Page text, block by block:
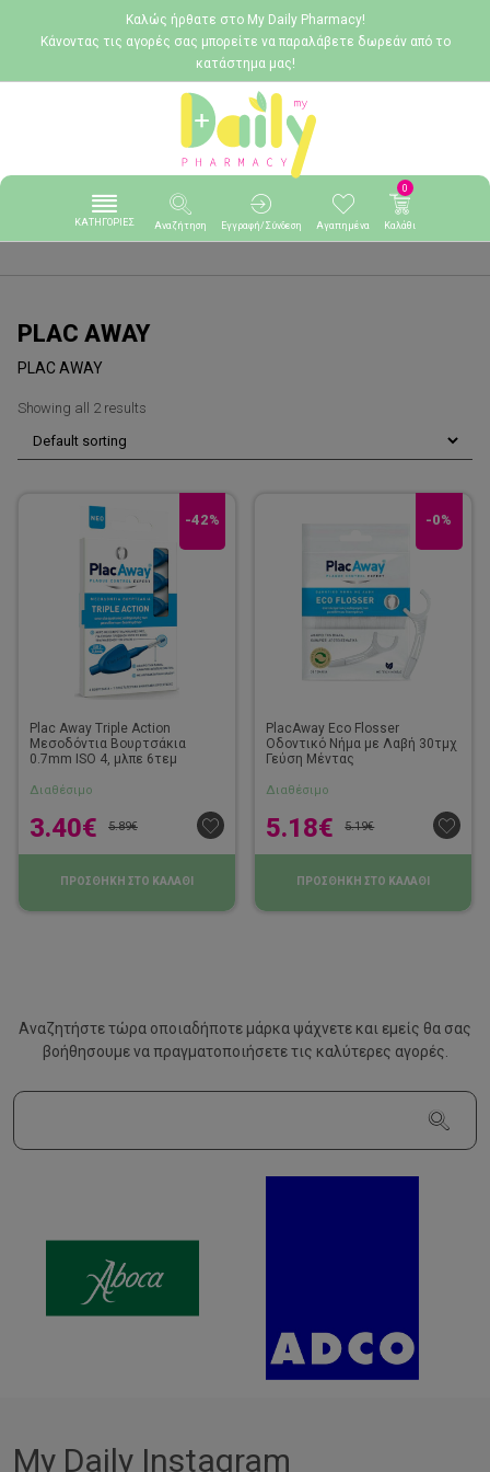
Καλώς ήρθατε στο My Daily Pharmacy!
Κάνοντας τις αγορές σας μπορείτε να παραλάβετε δωρεάν από το
κατάστημα μας!
ΚΑΤΗΓΟΡΙΕΣ Αναζήτηση Εγγραφή/Σύνδεση Αγαπημένα
0
Καλάθι
PLAC AWAY
PLAC AWAY
Showing all 2 results
-42%
Plac Away Triple Action
Μεσοδόντια Βουρτσάκια
0.7mm ISO 4, μλπε 6τεμ
Διαθέσιμο
5.89€
3.40€
ΠΡΟΣΘΗΚΗ ΣΤΟ ΚΑΛΑΘΙ
-0%
PlacAway Eco Flosser
Οδοντικό Νήμα με Λαβή 30τμχ
Γεύση Μέντας
Διαθέσιμο
5.19€
5.18€
ΠΡΟΣΘΗΚΗ ΣΤΟ ΚΑΛΑΘΙ
Αναζητήστε τώρα οποιαδήποτε μάρκα ψάχνετε και εμείς θα σας
βοήθησουμε να πραγματοποιήσετε τις καλύτερες αγορές.
My Daily Instagram